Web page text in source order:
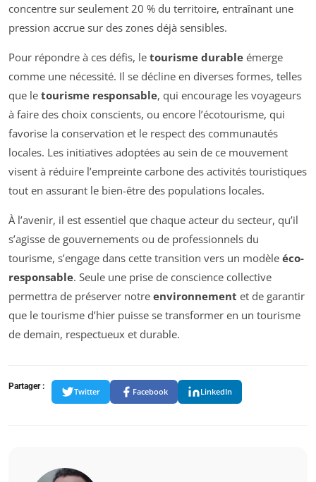
concentre sur seulement 20 % du territoire, entraînant une
pression accrue sur des zones déjà sensibles.
Pour répondre à ces défis, le tourisme durable émerge
comme une nécessité. Il se décline en diverses formes, telles
que le tourisme responsable, qui encourage les voyageurs
à faire des choix conscients, ou encore l’écotourisme, qui
favorise la conservation et le respect des communautés
locales. Les initiatives adoptées au sein de ce mouvement
visent à réduire l’empreinte carbone des activités touristiques
tout en assurant le bien-être des populations locales.
À l’avenir, il est essentiel que chaque acteur du secteur, qu’il
s’agisse de gouvernements ou de professionnels du
tourisme, s’engage dans cette transition vers un modèle éco-
responsable. Seule une prise de conscience collective
permettra de préserver notre environnement et de garantir
que le tourisme d’hier puisse se transformer en un tourisme
de demain, respectueux et durable.
Partager :
Twitter Facebook LinkedIn